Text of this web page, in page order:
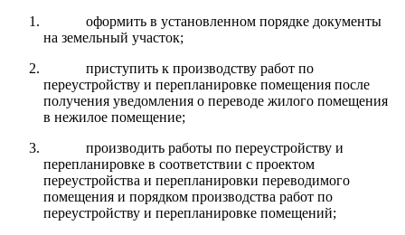
оформить в установленном порядке документы
на земельный участок;
приступить к производству работ по
переустройству и перепланировке помещения после
получения уведомления о переводе жилого помещения
в нежилое помещение;
производить работы по переустройству и
перепланировке в соответствии с проектом
переустройства и перепланировки переводимого
помещения и порядком производства работ по
переустройству и перепланировке помещений;